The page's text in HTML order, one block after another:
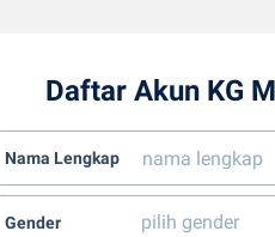
Daftar Akun KG
Nama Lengkap
Gender